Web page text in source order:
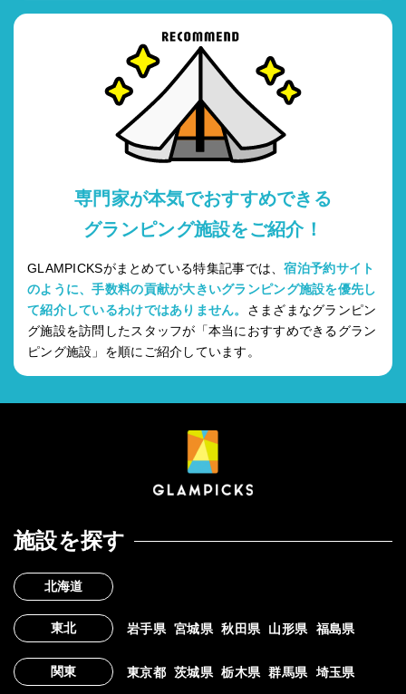
専門家が本気でおすすめできる
グランピング施設をご紹介！
GLAMPICKSがまとめている特集記事では、宿泊予約サイト
のように、手数料の貢献が大きいグランピング施設を優先し
て紹介しているわけではありません。 さまざまなグランピン
グ施設を訪問したスタッフが「本当におすすめできるグラン
ピング施設」を順にご紹介しています。
施設を探す
北海道
東北 岩手県 宮城県 秋田県 山形県 福島県
関東 東京都 茨城県 栃木県 群馬県 埼玉県